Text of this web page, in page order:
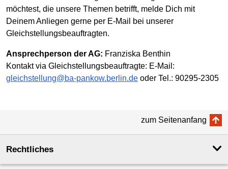
möchtest, die unsere Themen betrifft, melde Dich mit
Deinem Anliegen gerne per E-Mail bei unserer
Gleichstellungsbeauftragten.
Ansprechperson der AG: Franziska Benthin
Kontakt via Gleichstellungsbeauftragte: E-Mail:
gleichstellung@ba-pankow.berlin.de oder Tel.: 90295-2305
zum Seitenanfang
Rechtliches